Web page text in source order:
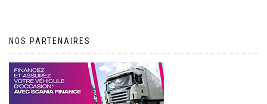
NOS PARTENAIRES